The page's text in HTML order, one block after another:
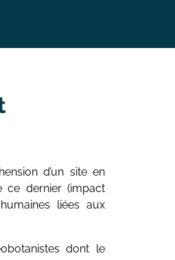
d’un site en
ce dernier (impact
liées aux
dont le